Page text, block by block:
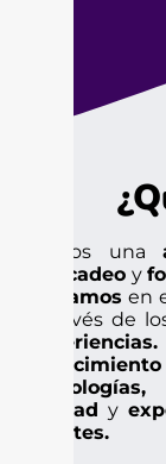
Somos una
mercadeo y
Iniciamos en
a través de
experiencias.
conocimiento
tecnologías,
calidad y
clientes.